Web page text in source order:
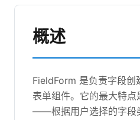
概述
FieldForm 是负责字段创
表单组件。它的最大特点
——根据用户选择的字段